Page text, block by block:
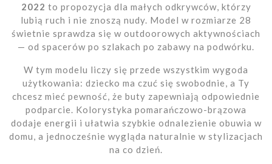
2022 to propozycja dla małych odkrywców, którzy
lubią ruch i nie znoszą nudy. Model w rozmiarze 28
świetnie sprawdza się w outdoorowych aktywnościach
— od spacerów po szlakach po zabawy na podwórku.
W tym modelu liczy się przede wszystkim wygoda
użytkowania: dziecko ma czuć się swobodnie, a Ty
chcesz mieć pewność, że buty zapewniają odpowiednie
podparcie. Kolorystyka pomarańczowo-brązowa
dodaje energii i ułatwia szybkie odnalezienie obuwia w
domu, a jednocześnie wygląda naturalnie w stylizacjach
na co dzień.